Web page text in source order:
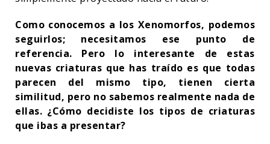
Como conocemos a los Xenomorfos, podemos
seguirlos; necesitamos ese punto de
referencia. Pero lo interesante de estas
nuevas criaturas que has traído es que todas
parecen del mismo tipo, tienen cierta
similitud, pero no sabemos realmente nada de
ellas. ¿Cómo decidiste los tipos de criaturas
que ibas a presentar?